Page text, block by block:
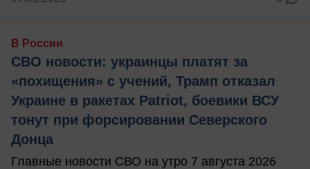
В России
СВО новости: украинцы платят за
«похищения» с учений, Трамп отказал
Украине в ракетах Patriot, боевики ВСУ
тонут при форсировании Северского
Донца
Главные новости СВО на утро 7 августа 2026